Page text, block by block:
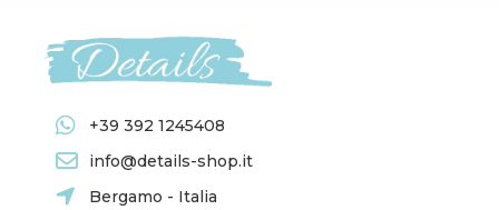
+39 392 1245408
info@details-shop.it
Bergamo - Italia